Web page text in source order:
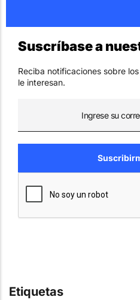
Suscríbase a
Reciba notificaciones sobre
le interesan.
Etiquetas